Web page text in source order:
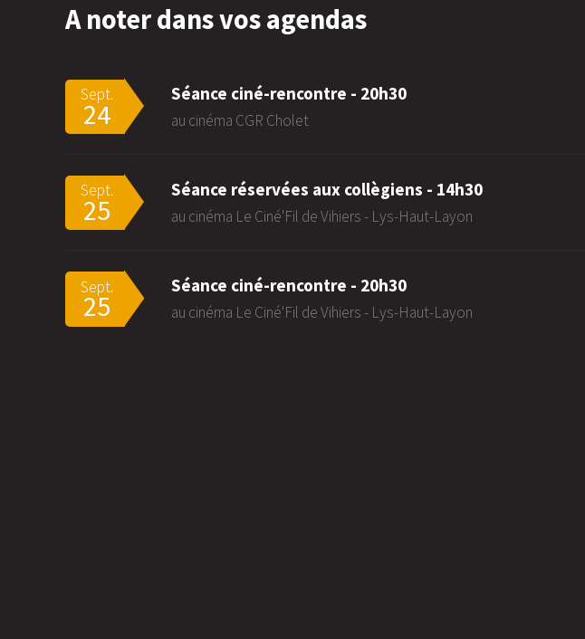
A noter dans vos agendas
Sept.
24
Séance ciné-rencontre - 20h30
au cinéma CGR Cholet
Sept.
25
Séance réservées aux collègiens - 14h30
au cinéma Le Ciné'Fil de Vihiers - Lys-Haut-Layon
Sept.
25
Séance ciné-rencontre - 20h30
au cinéma Le Ciné'Fil de Vihiers - Lys-Haut-Layon